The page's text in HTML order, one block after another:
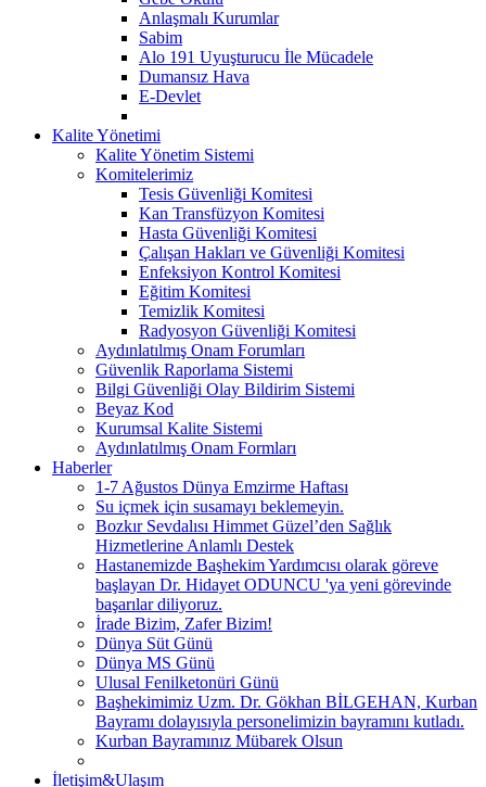
Anlaşmalı Kurumlar
Sabim
Alo 191 Uyuşturucu İle Mücadele
Dumansız Hava
E-Devlet
Kalite Yönetimi
Kalite Yönetim Sistemi
Komitelerimiz
Tesis Güvenliği Komitesi
Kan Transfüzyon Komitesi
Hasta Güvenliği Komitesi
Çalışan Hakları ve Güvenliği Komitesi
Enfeksiyon Kontrol Komitesi
Eğitim Komitesi
Temizlik Komitesi
Radyosyon Güvenliği Komitesi
Aydınlatılmış Onam Forumları
Güvenlik Raporlama Sistemi
Bilgi Güvenliği Olay Bildirim Sistemi
Beyaz Kod
Kurumsal Kalite Sistemi
Aydınlatılmış Onam Formları
Haberler
1-7 Ağustos Dünya Emzirme Haftası
Su içmek için susamayı beklemeyin.
Bozkır Sevdalısı Himmet Güzel’den Sağlık
Hizmetlerine Anlamlı Destek
Hastanemizde Başhekim Yardımcısı olarak göreve
başlayan Dr. Hidayet ODUNCU 'ya yeni görevinde
başarılar diliyoruz.
İrade Bizim, Zafer Bizim!
Dünya Süt Günü
Dünya MS Günü
Ulusal Fenilketonüri Günü
Başhekimimiz Uzm. Dr. Gökhan BİLGEHAN, Kurban
Bayramı dolayısıyla personelimizin bayramını kutladı.
Kurban Bayramınız Mübarek Olsun
İletişim&Ulaşım